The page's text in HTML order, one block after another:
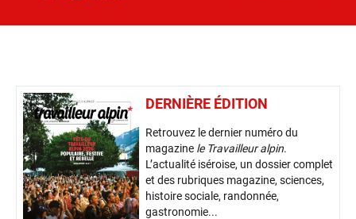
DERNIÈRE ÉDITION
Retrouvez le dernier numéro du
magazine le Travailleur alpin.
L’actualité iséroise, un dossier complet
et des rubriques magazine, sciences,
histoire sociale, randonnée,
gastronomie...